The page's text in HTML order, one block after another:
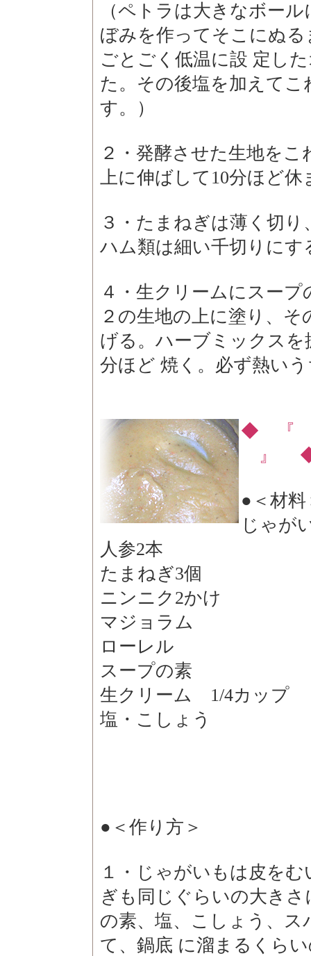
（ペトラは大きなボー
ぼみを作ってそこにぬ
ごとごく低温に設 定し
た。その後塩を加えて
す。）
２・発酵させた生地を
上に伸ばして10分ほど休
３・たまねぎは薄く切
ハム類は細い千切りにす
４・生クリームにスー
２の生地の上に塗り、
げる。ハーブミックスを
分ほど 焼く。必ず熱い
◆ 『
』
●＜材料
じゃが
人参2本
たまねぎ3個
ニンニク2かけ
マジョラム
ローレル
スープの素
生クリーム 1/4カップ
塩・こしょう
●＜作り方＞
１・じゃがいもは皮を
ぎも同じぐらいの大き
の素、塩、こしょう、
て、鍋底 に溜まるくら